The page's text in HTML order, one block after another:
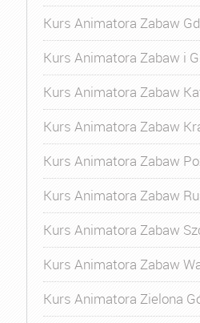
Kurs Animatora Zabaw
Kurs Animatora Zabaw i
Kurs Animatora Zabaw
Kurs Animatora Zabaw
Kurs Animatora Zabaw
Kurs Animatora Zabaw
Kurs Animatora Zabaw
Kurs Animatora Zabaw
Kurs Animatora Zielona